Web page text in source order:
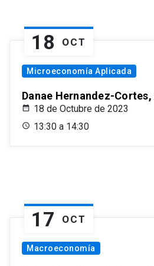
18 OCT
Microeconomía Aplicada
Danae Hernandez-
18 de Octubre de 2023
13:30 a 14:30
17 OCT
Macroeconomía